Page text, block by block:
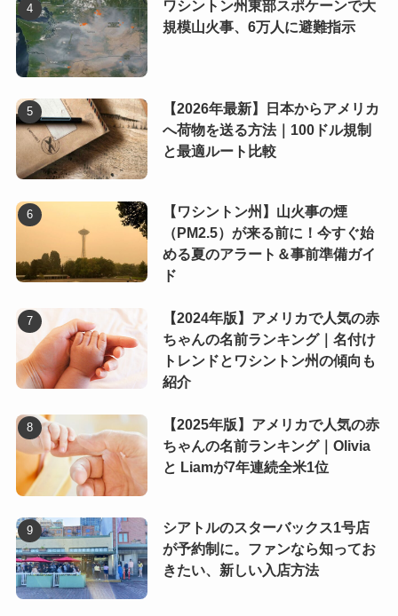
ワシントン州東部スポケーンで大
規模山火事、6万人に避難指示
【2026年最新】日本からアメリカ
へ荷物を送る方法｜100ドル規制
と最適ルート比較
【ワシントン州】山火事の煙
（PM2.5）が来る前に！今すぐ始
める夏のアラート＆事前準備ガイ
ド
【2024年版】アメリカで人気の赤
ちゃんの名前ランキング｜名付け
トレンドとワシントン州の傾向も
紹介
【2025年版】アメリカで人気の赤
ちゃんの名前ランキング｜Olivia
と Liamが7年連続全米1位
シアトルのスターバックス1号店
が予約制に。ファンなら知ってお
きたい、新しい入店方法